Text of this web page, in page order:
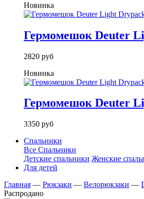
Новинка
Гермомешок Deuter
2820 руб
Новинка
Гермомешок Deuter
3350 руб
Спальники
Все Спальники
Детские спальники Женские
Для детей
Главная — Рюкзаки — Велорюкзаки —
Распродано